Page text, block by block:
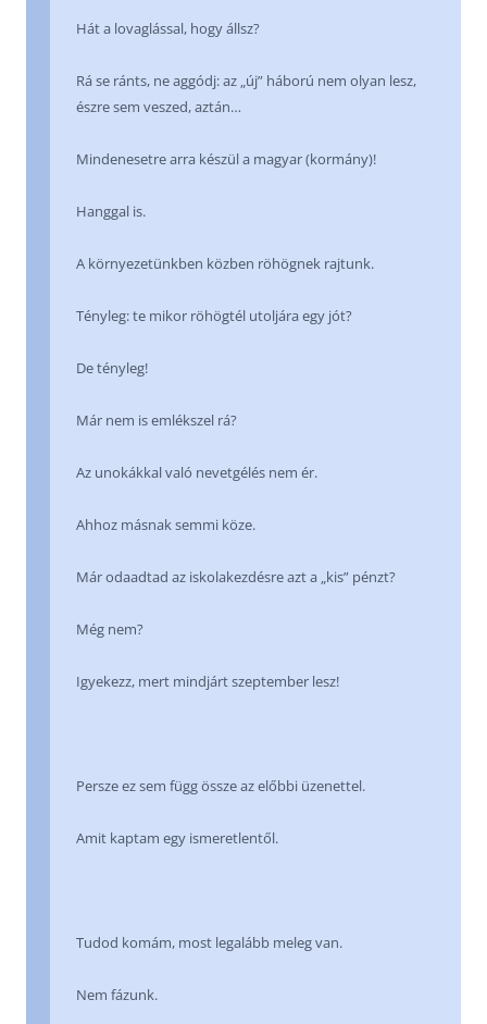
Hát a lovaglással, hogy állsz?
Rá se ránts, ne aggódj: az „új” háború nem olyan lesz,
észre sem veszed, aztán…
Mindenesetre arra készül a magyar (kormány)!
Hanggal is.
A környezetünkben közben röhögnek rajtunk.
Tényleg: te mikor röhögtél utoljára egy jót?
De tényleg!
Már nem is emlékszel rá?
Az unokákkal való nevetgélés nem ér.
Ahhoz másnak semmi köze.
Már odaadtad az iskolakezdésre azt a „kis” pénzt?
Még nem?
Igyekezz, mert mindjárt szeptember lesz!
Persze ez sem függ össze az előbbi üzenettel.
Amit kaptam egy ismeretlentől.
Tudod komám, most legalább meleg van.
Nem fázunk.